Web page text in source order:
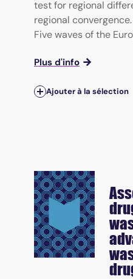
test for regional
regional convergence.
Five waves of the
Plus d'info
Ajouter à la sélection